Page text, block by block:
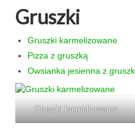
Gruszki
Gruszki karmelizowane
Pizza z gruszką
Owsianka jesienna z
Gruszki karmelizowane